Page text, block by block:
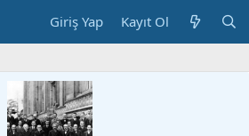
Giriş Yap Kayıt Ol